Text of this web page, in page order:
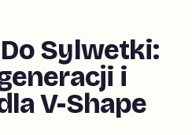
Sylwetki:
i
V-Shape